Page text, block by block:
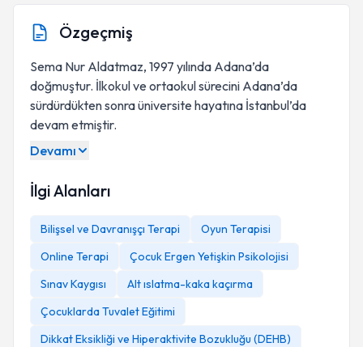
Özgeçmiş
Sema Nur Aldatmaz, 1997 yılında Adana’da
doğmuştur. İlkokul ve ortaokul sürecini Adana’da
sürdürdükten sonra üniversite hayatına İstanbul’da
devam etmiştir.
Devamı
İlgi Alanları
Bilişsel ve Davranışçı Terapi
Oyun Terapisi
Online Terapi
Çocuk Ergen Yetişkin Psikolojisi
Sınav Kaygısı
Alt ıslatma-kaka kaçırma
Çocuklarda Tuvalet Eğitimi
Dikkat Eksikliği ve Hiperaktivite Bozukluğu (DEHB)